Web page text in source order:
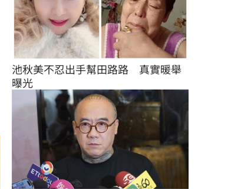
池秋美不忍出手幫田路路　真實暖舉
曝光